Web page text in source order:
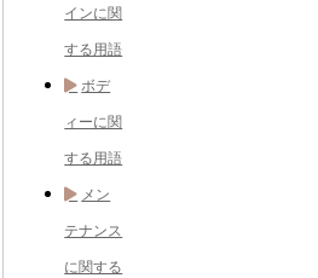
インに関
する用語
ボデ
ィーに関
する用語
メン
テナンス
に関する